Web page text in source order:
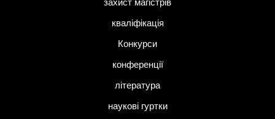
кваліфікація
Конкурси
конференції
література
наукові гуртки